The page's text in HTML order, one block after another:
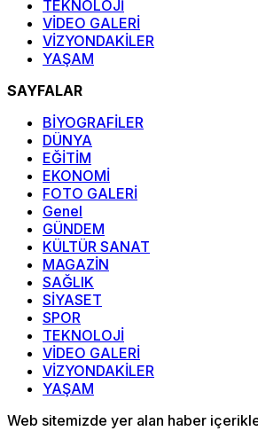
TEKNOLOJİ
VİDEO GALERİ
VİZYONDAKİLER
YAŞAM
SAYFALAR
BİYOGRAFİLER
DÜNYA
EĞİTİM
EKONOMİ
FOTO GALERİ
Genel
GÜNDEM
KÜLTÜR SANAT
MAGAZİN
SAĞLIK
SİYASET
SPOR
TEKNOLOJİ
VİDEO GALERİ
VİZYONDAKİLER
YAŞAM
Web sitemizde yer alan haber